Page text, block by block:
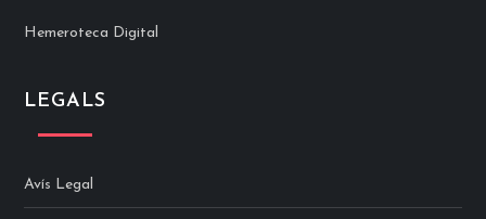
Hemeroteca Digital
LEGALS
Avís Legal